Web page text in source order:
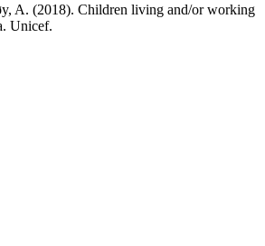
A. (2018). Children living and/or working
Unicef.